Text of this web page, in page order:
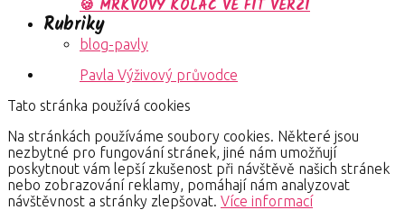
🍪 MRKVOVÝ KOLÁČ VE FIT VERZI
Rubriky
blog-pavly
Pavla Výživový průvodce
Tato stránka používá cookies
Na stránkách používáme soubory cookies. Některé jsou
nezbytné pro fungování stránek, jiné nám umožňují
poskytnout vám lepší zkušenost při návštěvě našich stránek
nebo zobrazování reklamy, pomáhají nám analyzovat
návštěvnost a stránky zlepšovat. Více informací